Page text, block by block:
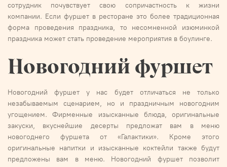
сотрудник почувствует свою сопричастность к жизни
компании. Если фуршет в ресторане это более традиционная
форма проведения праздника, то несомненной изюминкой
праздника может стать проведение мероприятия в боулинге.
Новогодний фуршет
Новогодний фуршет у нас будет отличаться не только
незабываемым сценарием, но и праздничным новогодним
угощением. Фирменные изысканные блюда, оригинальные
закуски, вкуснейшие десерты предложат вам в меню
новогоднего фуршета от «Галактики». Кроме этого
оригинальные напитки и изысканные коктейли также будут
предложены вам в меню. Новогодний фуршет позволит